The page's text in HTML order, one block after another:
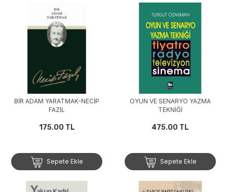
BİR ADAM YARATMAK-NECİP
FAZIL
175.00 TL
Sepete Ekle
OYUN VE SENARYO YAZMA
TEKNİĞİ
475.00 TL
Sepete Ekle